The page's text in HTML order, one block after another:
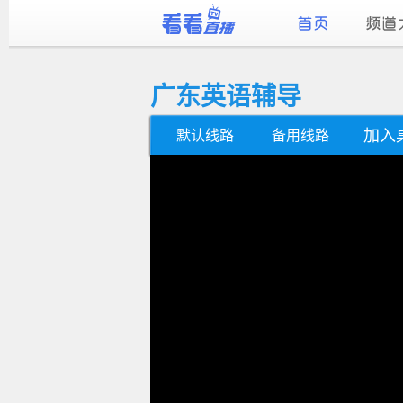
广东英语辅导
默认线路 备用线路 加入